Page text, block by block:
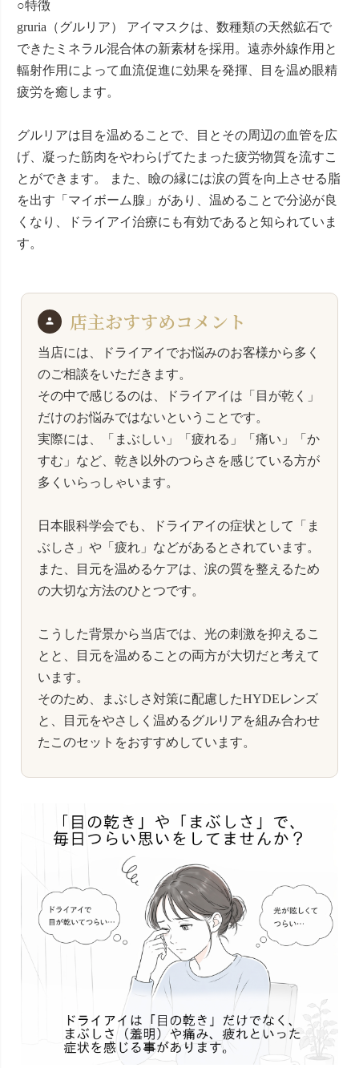
○特徴
gruria（グルリア） アイマスクは、数種類の天然鉱石で
できたミネラル混合体の新素材を採用。遠赤外線作用と
輻射作用によって血流促進に効果を発揮、目を温め眼精
疲労を癒します。
グルリアは目を温めることで、目とその周辺の血管を広
げ、凝った筋肉をやわらげてたまった疲労物質を流すこ
とができます。 また、瞼の縁には涙の質を向上させる脂
を出す「マイボーム腺」があり、温めることで分泌が良
くなり、ドライアイ治療にも有効であると知られていま
す。
店主おすすめコメント
当店には、ドライアイでお悩みのお客様から多く
のご相談をいただきます。
その中で感じるのは、ドライアイは「目が乾く」
だけのお悩みではないということです。
実際には、「まぶしい」「疲れる」「痛い」「か
すむ」など、乾き以外のつらさを感じている方が
多くいらっしゃいます。
日本眼科学会でも、ドライアイの症状として「ま
ぶしさ」や「疲れ」などがあるとされています。
また、目元を温めるケアは、涙の質を整えるため
の大切な方法のひとつです。
こうした背景から当店では、光の刺激を抑えるこ
とと、目元を温めることの両方が大切だと考えて
います。
そのため、まぶしさ対策に配慮したHYDEレンズ
と、目元をやさしく温めるグルリアを組み合わせ
たこのセットをおすすめしています。